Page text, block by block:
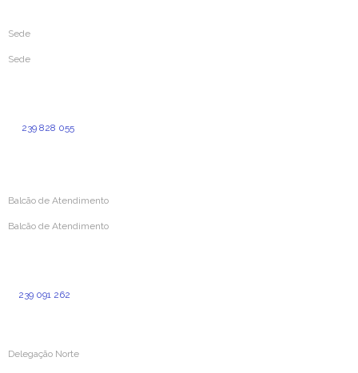
Sede
Sede
239 828 055
Balcão de Atendimento
Balcão de Atendimento
239 091 262
Delegação Norte